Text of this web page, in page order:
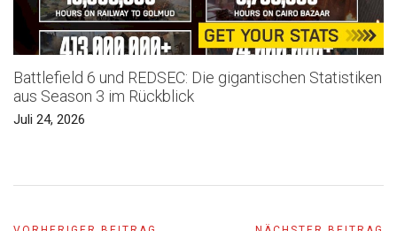
Battlefield 6 und REDSEC: Die gigantischen Statistiken
aus Season 3 im Rückblick
Juli 24, 2026